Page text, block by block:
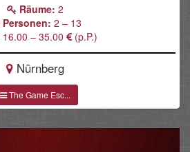
Räume: 2
Personen: 2 – 13
16.00 – 35.00 (p.P.)
Nürnberg
The Game Esc...